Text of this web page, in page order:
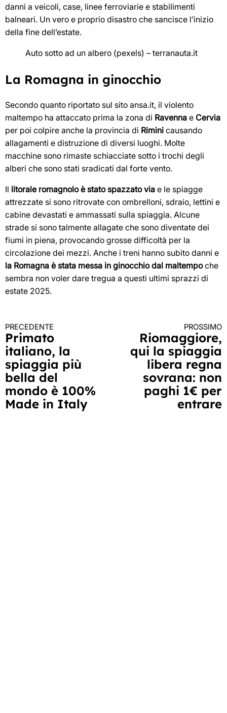
danni a veicoli, case, linee ferroviarie e stabilimenti
balneari. Un vero e proprio disastro che sancisce l’inizio
della fine dell’estate.
Auto sotto ad un albero (pexels) – terranauta.it
La Romagna in ginocchio
Secondo quanto riportato sul sito ansa.it, il violento
maltempo ha attaccato prima la zona di Ravenna e Cervia
per poi colpire anche la provincia di Rimini causando
allagamenti e distruzione di diversi luoghi. Molte
macchine sono rimaste schiacciate sotto i trochi degli
alberi che sono stati sradicati dal forte vento.
Il litorale romagnolo è stato spazzato via e le spiagge
attrezzate si sono ritrovate con ombrelloni, sdraio, lettini e
cabine devastati e ammassati sulla spiaggia. Alcune
strade si sono talmente allagate che sono diventate dei
fiumi in piena, provocando grosse difficoltà per la
circolazione dei mezzi. Anche i treni hanno subito danni e
la Romagna è stata messa in ginocchio dal maltempoche
sembra non voler dare tregua a questi ultimi sprazzi di
estate 2025.
Continua
a
leggere
PRECEDENTE
Primato
italiano, la
spiaggia più
bella del
mondo è 100%
Made in Italy
PROSSIMO
Riomaggiore,
qui la spiaggia
libera regna
sovrana: non
paghi 1€ per
entrare